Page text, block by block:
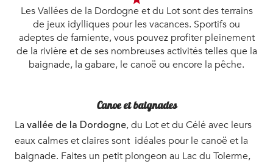
Les Vallées de la Dordogne et du Lot sont des terrains
de jeux idylliques pour les vacances. Sportifs ou
adeptes de farniente, vous pouvez profiter pleinement
de la rivière et de ses nombreuses activités telles que la
baignade, la gabare, le canoë ou encore la pêche.
Canoe et baignades
La vallée de la Dordogne, du Lot et du Célé avec leurs
eaux calmes et claires sont idéales pour le canoë et la
baignade. Faites un petit plongeon au Lac du Tolerme,